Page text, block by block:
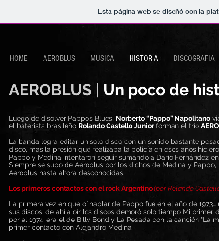
Esta página web se diseñó con la
HOME AEROBLUS MUSICA HISTORIA DISCOGRAFIA
AEROBLUS | Un poco de
Luego de disolver Pappo’s Blues, Norberto “Pappo” Napolitano
el baterista brasileño Rolando Castello Juniorforman el trío
La banda logra editar un solo disco con un sonido bastante
disco, mas la presión que realizaba la policía en esos años
Pappo y Medina intentaron seguir sumando a Darío Fernández
Siempre se supo de Aeroblus por los dichos de Medina y
Aeroblus hasta ahora desconocidas.
Los primeros contactos con el rock Argentino(por Rolando
La primera vez en que oí hablar de Pappo fue en el año de
sus discos, de ahí a oír los discos demoró solo tiempo Mi
por el 1974, era el de Billy Bond y La Pesada con la canción
primer contacto con Alejandro Medina.